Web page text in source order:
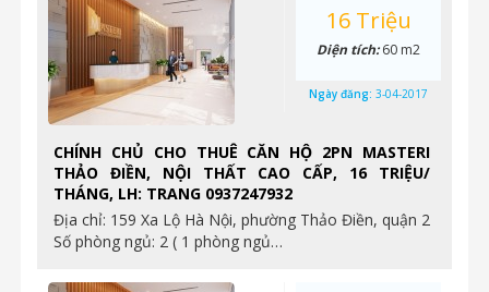
CHÍNH CHỦ CHO THUÊ CĂN HỘ 2PN MASTERI
THẢO ĐIỀN, NỘI THẤT CAO CẤP, 16 TRIỆU/
THÁNG, LH: TRANG 0937247932
Địa chỉ: 159 Xa Lộ Hà Nội, phường Thảo Điền, quận 2
Số phòng ngủ: 2 ( 1 phòng ngủ…
16 Triệu
Diện tích:60 m2
Ngày đăng: 3-04-2017